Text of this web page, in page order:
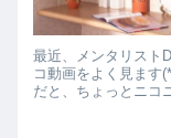
最近、メンタリスト
コ動画をよく見ます(*´∀｀*) ただ、ニコニコ動画
だと、ちょっとニコニコ